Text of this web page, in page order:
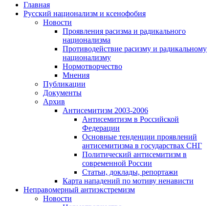
Главная
Русский национализм и ксенофобия
Новости
Проявления расизма и радикального
национализма
Противодействие расизму и радикальному
национализму
Нормотворчество
Мнения
Публикации
Документы
Архив
Антисемитизм 2003-2006
Антисемитизм в Российской
Федерации
Основные тенденции проявлений
антисемитизма в государствах СНГ
Политический антисемитизм в
современной России
Статьи, доклады, репортажи
Карта нападений по мотиву ненависти
Неправомерный антиэкстремизм
Новости